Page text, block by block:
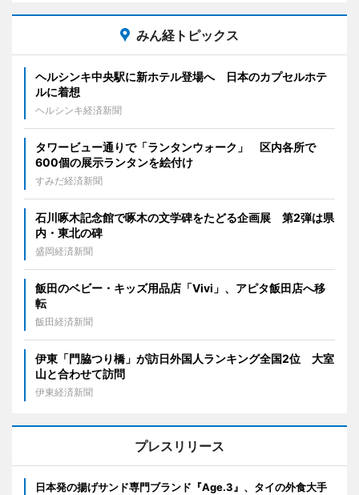
みん経トピックス
ヘルシンキ中央駅に新ホテル登場へ 日本のカプセルホテ
ルに着想
ヘルシンキ経済新聞
タワービュー通りで「ランタンウォーク」 区内各所で
600個の展示ランタンを絵付け
すみだ経済新聞
石川啄木記念館で啄木の文学碑をたどる企画展 第2弾は県
内・東北の碑
盛岡経済新聞
飯田のベビー・キッズ用品店「Vivi」、アピタ飯田店へ移
転
飯田経済新聞
伊東「門脇つり橋」が訪日外国人ランキング全国2位 大室
山と合わせて訪問
伊東経済新聞
プレスリリース
日本発の揚げサンド専門ブランド『Age.3』、タイの外食大手